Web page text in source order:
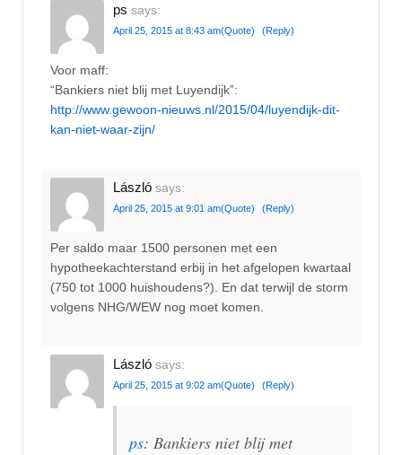
ps says:
April 25, 2015 at 8:43 am(Quote) (Reply)
Voor maff:
“Bankiers niet blij met Luyendijk”:
http://www.gewoon-nieuws.nl/2015/04/luyendijk-dit-
kan-niet-waar-zijn/
László says:
April 25, 2015 at 9:01 am(Quote) (Reply)
Per saldo maar 1500 personen met een
hypotheekachterstand erbij in het afgelopen kwartaal
(750 tot 1000 huishoudens?). En dat terwijl de storm
volgens NHG/WEW nog moet komen.
László says:
April 25, 2015 at 9:02 am(Quote) (Reply)
ps: Bankiers niet blij met